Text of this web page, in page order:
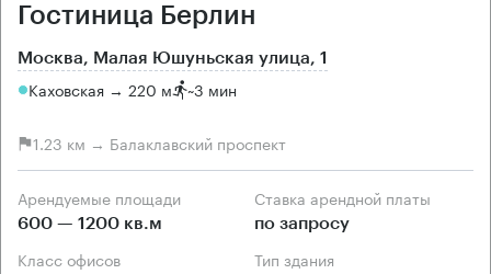
Гостиница Берлин
Москва, Малая Юшуньская улица, 1
Каховская → 220 м ~3 мин
1.23 км → Балаклавский проспект
Арендуемые площади
600 — 1200 кв.м
Ставка арендной платы
по запросу
Класс офисов Тип здания